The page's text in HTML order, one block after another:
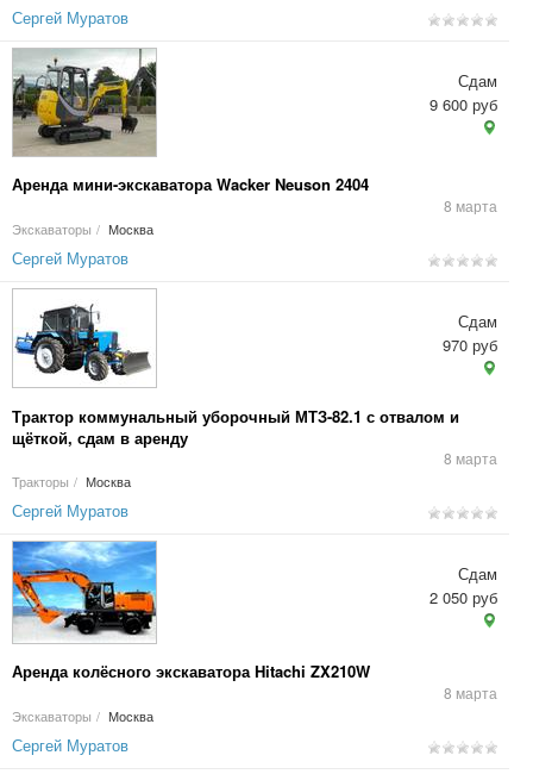
Сергей Муратов
Аренда мини-экскаватора Wacker Neuson 2404
8 марта
Экскаваторы / Москва
Сдам
9 600 руб
Сергей Муратов
Трактор коммунальный уборочный МТЗ-82.1 с отвалом и
щёткой, сдам в аренду
8 марта
Тракторы / Москва
Сдам
970 руб
Сергей Муратов
Аренда колёсного экскаватора Hitachi ZX210W
8 марта
Экскаваторы / Москва
Сдам
2 050 руб
Сергей Муратов